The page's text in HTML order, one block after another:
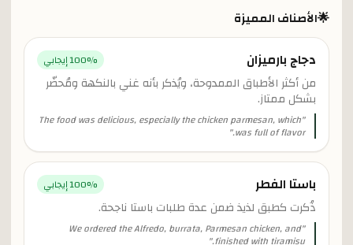
🌟الأصناف المميزة
دجاج بارميزان 100% إيجابي
من أكثر الأطباق الممدوحة، ويُذكر بأنه غني بالنكهة ومُحضّر
بشكل ممتاز.
"
The food was delicious, especially the chicken parmesan, which
was full of flavor.
"
باستا الفطر 100% إيجابي
ذُكرت كطبق لذيذ ضمن عدة طلبات باستا ناجحة.
"
We ordered the Alfredo, burrata, Parmesan chicken, and
finished with tiramisu.
"